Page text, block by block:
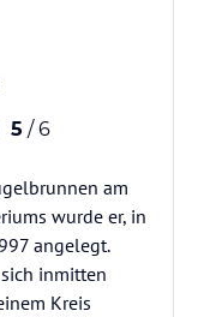
5 / 6
am
wurde er, in
angelegt.
inmitten
Kreis